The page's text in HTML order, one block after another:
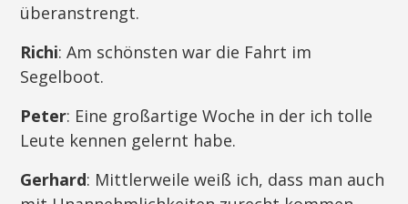
überanstrengt.
Richi: Am schönsten war die Fahrt im
Segelboot.
Peter: Eine großartige Woche in der ich tolle
Leute kennen gelernt habe.
Gerhard: Mittlerweile weiß ich, dass man auch